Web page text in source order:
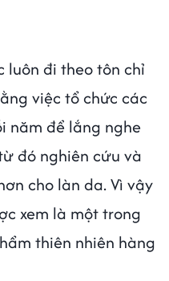
luôn đi theo tôn chỉ
việc tổ chức các
năm để lắng nghe
đó nghiên cứu và
cho làn da. Vì vậy
xem là một trong
thiên nhiên hàng